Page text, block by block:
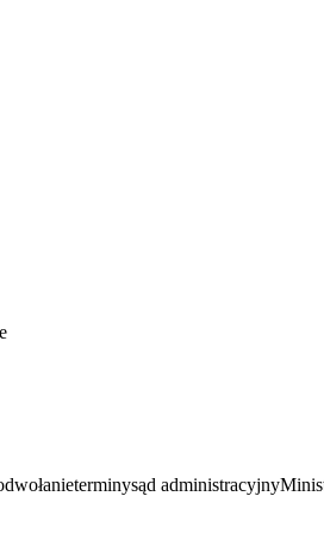
terminysąd administracyjny